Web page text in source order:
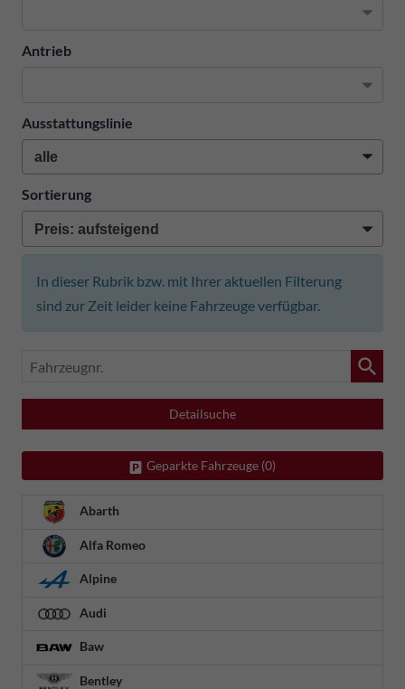
Antrieb
Ausstattungslinie
Sortierung
In dieser Rubrik bzw. mit Ihrer aktuellen Filterung
sind zur Zeit leider keine Fahrzeuge verfügbar.
Fahrzeugnr.
Detailsuche
Geparkte Fahrzeuge (0)
Abarth
Alfa Romeo
Alpine
Audi
Baw
Bentley